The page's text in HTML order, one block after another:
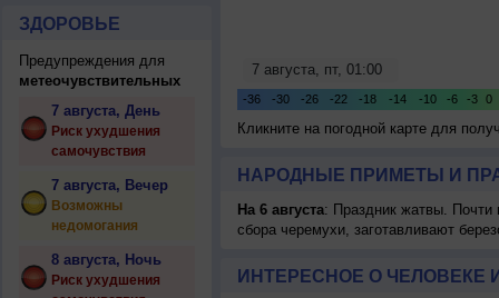
ЗДОРОВЬЕ
Предупреждения для
метеочувствительных
7 августа, День
Риск ухудшения
самочувствия
7 августа, Вечер
Возможны
недомогания
8 августа, Ночь
Риск ухудшения
Кликните на погодной карте для
НАРОДНЫЕ ПРИМЕТЫ И
На 6 августа: Праздник жатвы. Почти
сбора черемухи, заготавливают
ИНТЕРЕСНОЕ О ЧЕЛОВЕКЕ